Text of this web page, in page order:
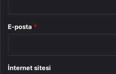
E-posta *
İnternet sitesi